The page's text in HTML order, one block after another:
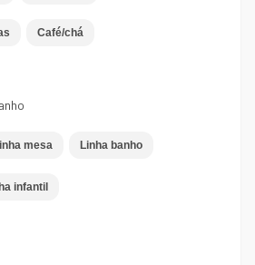
Café/chá
mesa Linha banho
infantil